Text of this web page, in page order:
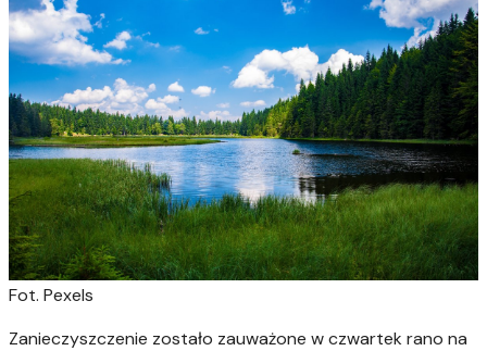
Fot. Pexels
Zanieczyszczenie zostało zauważone w czwartek rano na